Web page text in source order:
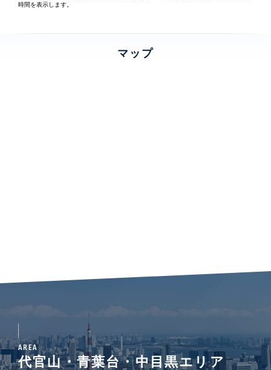
時間を表示します。
マップ
AREA
代官山・青葉台・中目黒エリア